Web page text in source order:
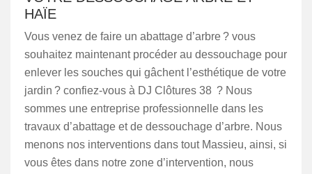
HAÏE
Vous venez de faire un abattage d’arbre ? vous
souhaitez maintenant procéder au dessouchage pour
enlever les souches qui gâchent l’esthétique de votre
jardin ? confiez-vous à DJ Clôtures 38 ? Nous
sommes une entreprise professionnelle dans les
travaux d’abattage et de dessouchage d’arbre. Nous
menons nos interventions dans tout Massieu, ainsi, si
vous êtes dans notre zone d’intervention, nous